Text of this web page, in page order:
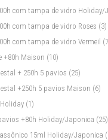
com tampa de vidro Holiday/
com tampa de vidro Roses (3)
com tampa de vidro Vermeil
+80h Maison (10)
+ 250h 5 pavios (25)
+250h 5 pavios Maison (6)
(1)
+80h Holiday/Japonica (25)
15ml Holiday/Japonica